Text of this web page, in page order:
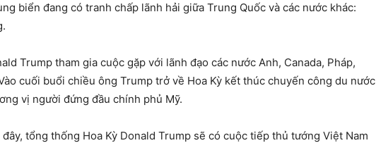
biển đang có tranh chấp lãnh hải giữa Trung Quốc và các nước khác:
Trump tham gia cuộc gặp với lãnh đạo các nước Anh, Canada, Pháp,
cuối buổi chiều ông Trump trở về Hoa Kỳ kết thúc chuyến công du nước
vị người đứng đầu chính phủ Mỹ.
tổng thống Hoa Kỳ Donald Trump sẽ có cuộc tiếp thủ tướng Việt Nam